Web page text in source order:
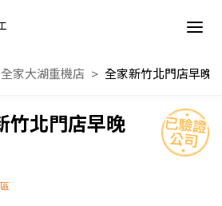
全家大湖重機店 全家新竹北門店早晚
竹北門店早晚